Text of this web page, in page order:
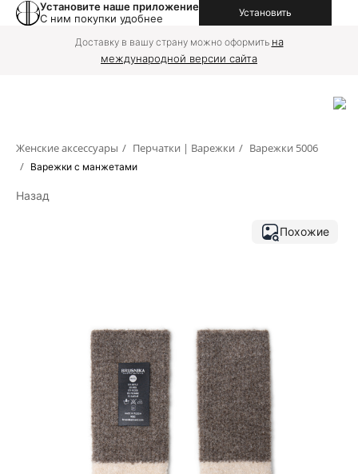
Установите наше приложение
С ним покупки удобнее
Установить
Доставку в вашу страну можно оформить на
международной версии сайта
Женские аксессуары / Перчатки | Варежки / Варежки 5006
/ Варежки с манжетами
Назад
Похожие